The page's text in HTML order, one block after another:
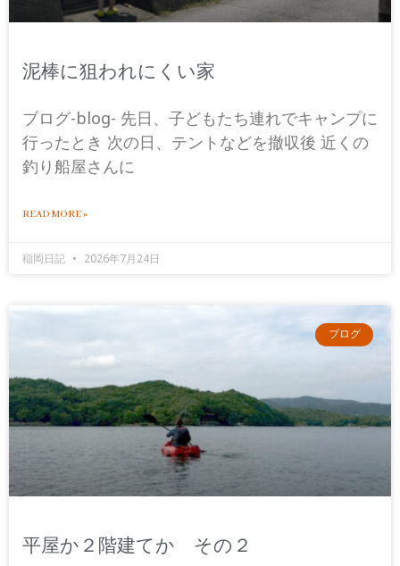
泥棒に狙われにくい家
ブログ-blog- 先日、子どもたち連れでキャンプに
行ったとき 次の日、テントなどを撤収後 近くの
釣り船屋さんに
READ MORE »
稲岡日記 2026年7月24日
ブログ
平屋か２階建てか その２